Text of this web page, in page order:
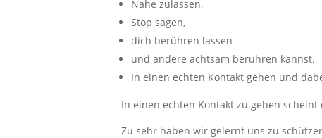
Nähe zulassen,
Stop sagen,
dich berühren lassen
und andere achtsam berühren kannst.
In einen echten Kontakt gehen und
In einen echten Kontakt zu gehen
Zu sehr haben wir gelernt uns zu